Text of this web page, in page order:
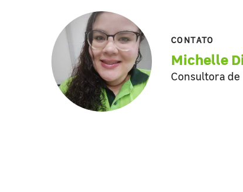
CONTATO
Michelle
Consultora de